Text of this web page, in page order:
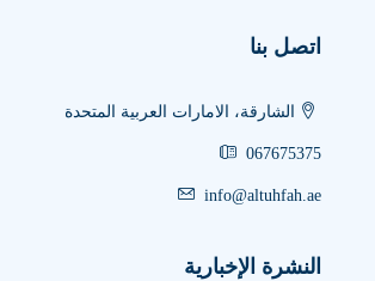
اتصل بنا
الشارقة، الامارات العربية المتحدة
067675375
info@altuhfah.ae
النشرة الإخبارية